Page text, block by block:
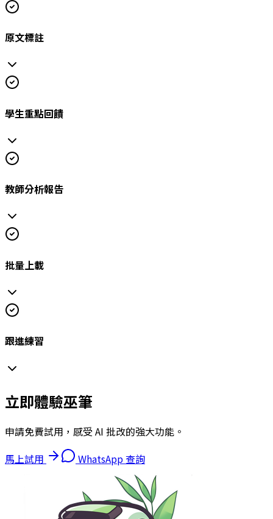
原文標註
學生重點回饋
教師分析報告
批量上載
跟進練習
立即體驗巫筆
申請免費試用，感受 AI 批改的強大功能。
馬上試用
WhatsApp 查詢